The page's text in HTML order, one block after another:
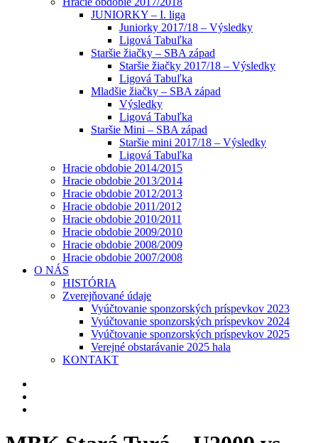
JUNIORKY – I. liga
Juniorky 2017/18 – Výsledky
Ligová Tabuľka
Staršie žiačky – SBA západ
Staršie žiačky 2017/18 – Výsledky
Ligová Tabuľka
Mladšie žiačky – SBA západ
Výsledky
Ligová Tabuľka
Staršie Mini – SBA západ
Staršie mini 2017/18 – Výsledky
Ligová Tabuľka
Hracie obdobie 2014/2015
Hracie obdobie 2013/2014
Hracie obdobie 2012/2013
Hracie obdobie 2011/2012
Hracie obdobie 2010/2011
Hracie obdobie 2009/2010
Hracie obdobie 2008/2009
Hracie obdobie 2007/2008
O NÁS
HISTÓRIA
Zverejňované údaje
Vyúčtovanie sponzorských príspevkov 2023
Vyúčtovanie sponzorských príspevkov 2024
Vyúčtovanie sponzorských príspevkov 2025
Verejné obstarávanie 2025 hala
KONTAKT